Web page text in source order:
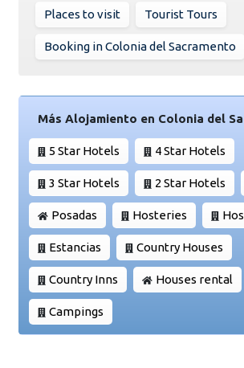
Places to visit Tourist Tours
Booking in Colonia del Sacramento
Más Alojamiento en Colonia del
5 Star Hotels 4 Star Hotels
3 Star Hotels 2 Star Hotels
Posadas Hosteries
Estancias Country Houses
Country Inns Houses rental
Campings